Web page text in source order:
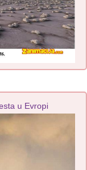
u Evropi